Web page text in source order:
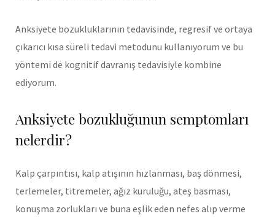
Anksiyete bozukluklarının tedavisinde, regresif ve ortaya
çıkarıcı kısa süreli tedavi metodunu kullanıyorum ve bu
yöntemi de kognitif davranış tedavisiyle kombine
ediyorum.
Anksiyete bozukluğunun semptomları
nelerdir?
Kalp çarpıntısı, kalp atışının hızlanması, baş dönmesi,
terlemeler, titremeler, ağız kuruluğu, ateş basması,
konuşma zorlukları ve buna eşlik eden nefes alıp verme